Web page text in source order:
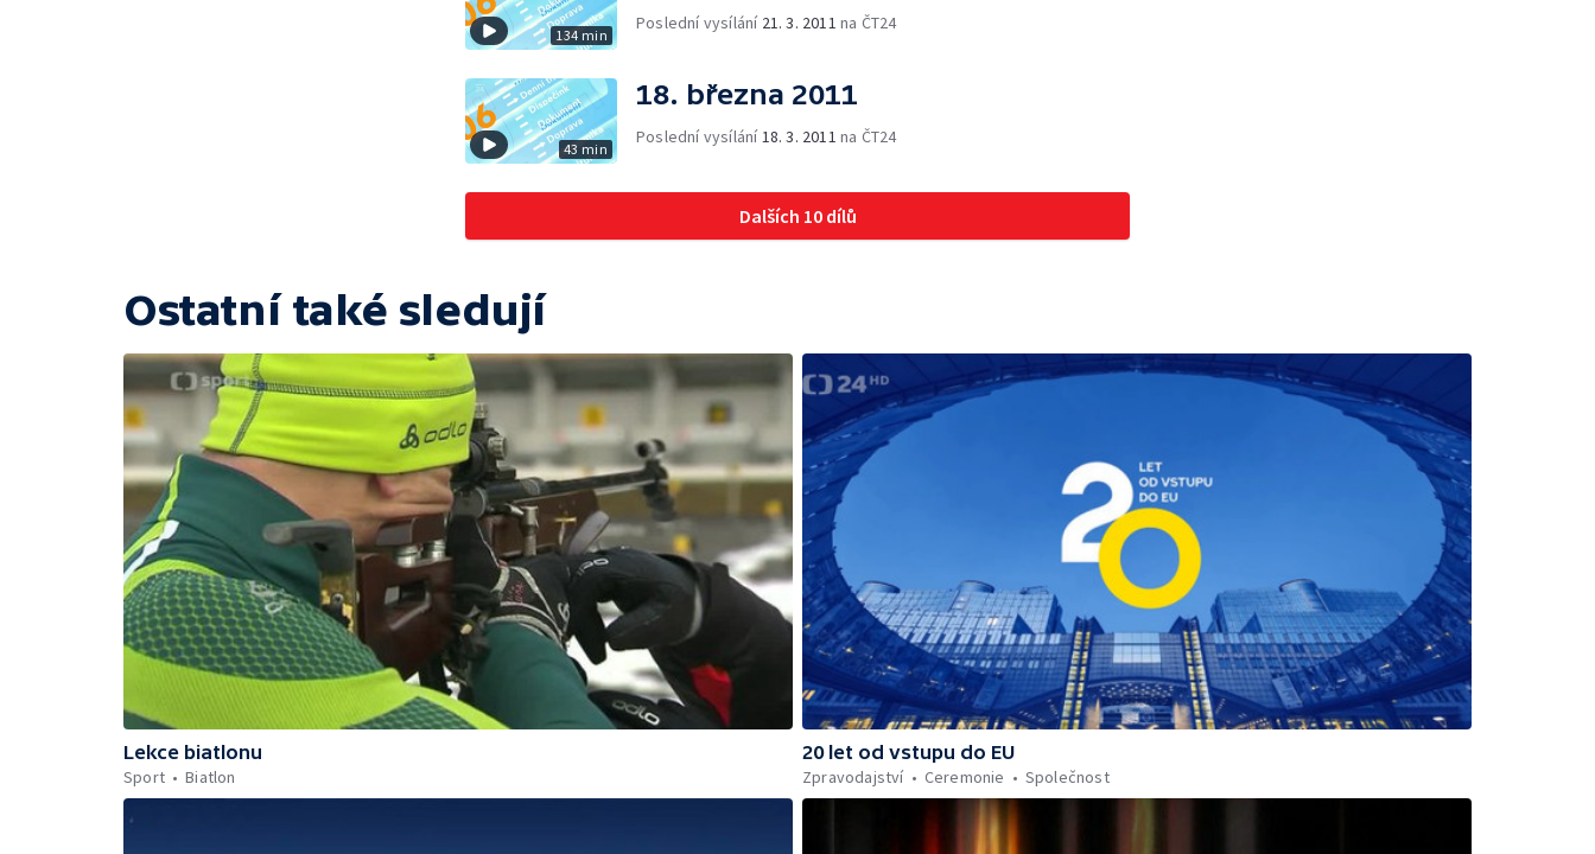
134 min
Poslední vysílání 21. 3. 2011 na ČT24
43 min
18. března 2011
Poslední vysílání 18. 3. 2011 na ČT24
Dalších 10 dílů
Ostatní také sledují
Lekce biatlonu
Sport
Biatlon
20 let od vstupu do EU
Zpravodajství
Ceremonie Společnost